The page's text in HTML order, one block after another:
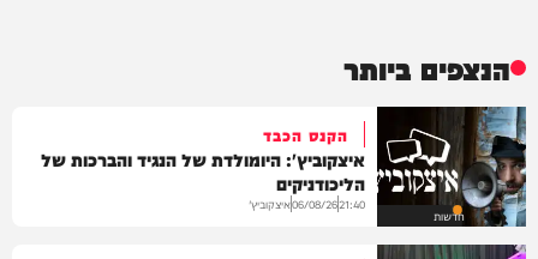
הנצפים ביותר
חדשות
הקנס הכבד
איצקוביץ': היומולדת של הנגיד והברכות של
הליכודניקים
21:40
06/08/26איצקוביץ'